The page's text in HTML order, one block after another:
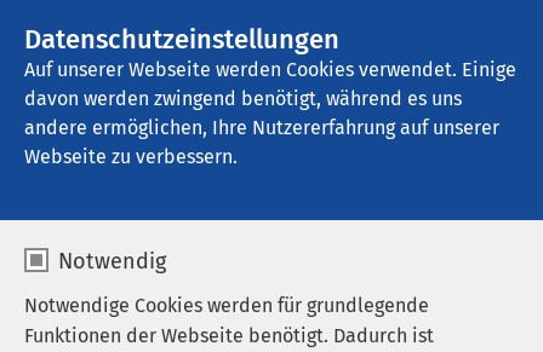
Datenschutzeinstellungen
Auf unserer Webseite werden Cookies verwendet. Einige
davon werden zwingend benötigt, während es uns
andere ermöglichen, Ihre Nutzererfahrung auf unserer
Webseite zu verbessern.
Notwendig
Notwendige Cookies werden für grundlegende
Funktionen der Webseite benötigt. Dadurch ist
Startseite der AMEOS Gruppe
Aktuelles
Unternehmensblog